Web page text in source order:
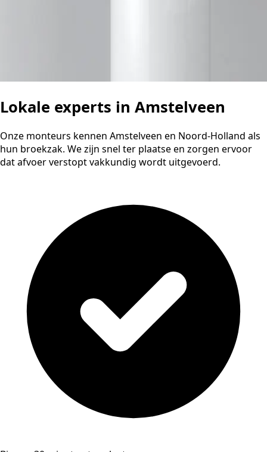
Lokale experts in Amstelveen
Onze monteurs kennen Amstelveen en Noord-Holland als
hun broekzak. We zijn snel ter plaatse en zorgen ervoor
dat afvoer verstopt vakkundig wordt uitgevoerd.